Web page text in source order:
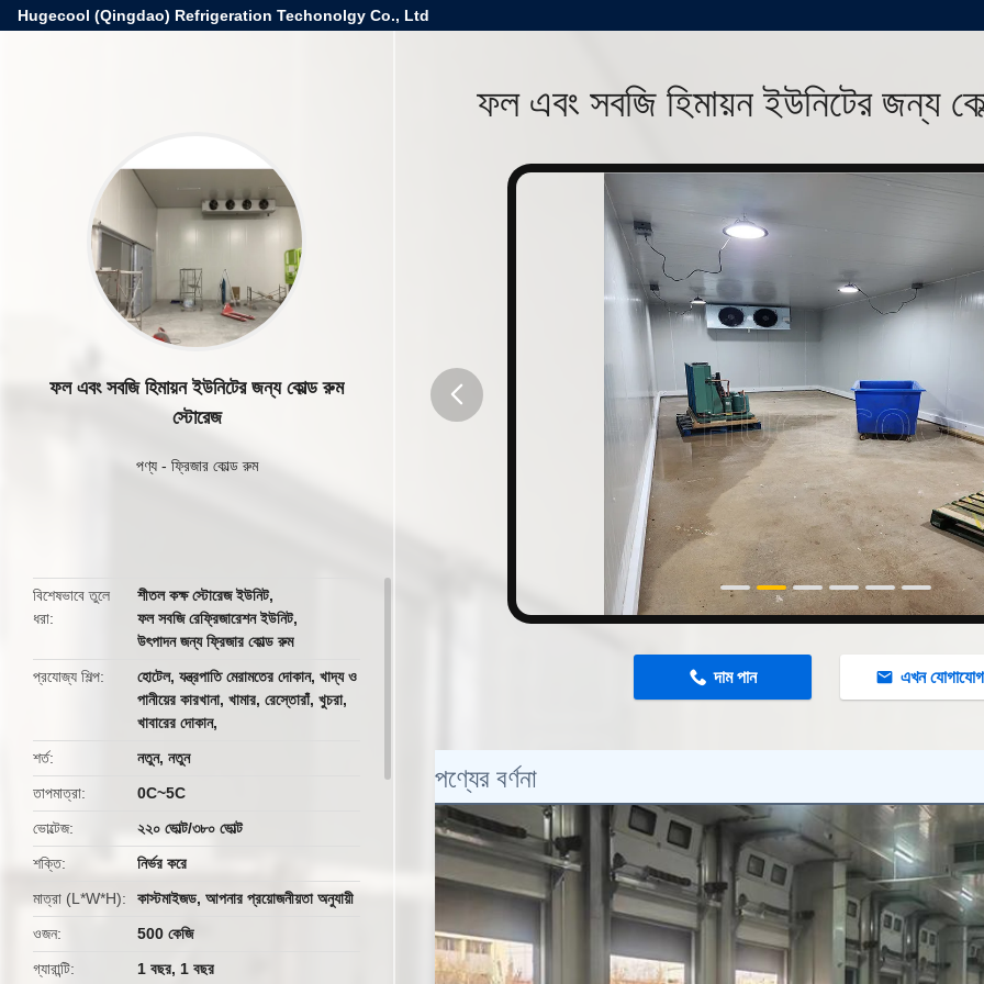
Hugecool (Qingdao) Refrigeration Techonolgy Co., Ltd
ফল এবং সবজি হিমায়ন ইউনিটের জন্য কোল্ড রুম
স্টোরেজ
পণ্য- ফ্রিজার কোল্ড রুম
বিশেষভাবে তুলে
ধরা
শীতল কক্ষ স্টোরেজ ইউনিট,
ফল সবজি রেফ্রিজারেশন ইউনিট,
উৎপাদন জন্য ফ্রিজার কোল্ড রুম
প্রযোজ্য শিল্প
হোটেল, যন্ত্রপাতি মেরামতের দোকান, খাদ্য ও
পানীয়ের কারখানা, খামার, রেস্তোরাঁ, খুচরা,
খাবারের দোকান,
শর্ত
নতুন, নতুন
তাপমাত্রা
0C~5C
ভোল্টেজ
২২০ ভোল্ট/৩৮০ ভোল্ট
শক্তি
নির্ভর করে
মাত্রা (L*W*H)
কাস্টমাইজড, আপনার প্রয়োজনীয়তা অনুযায়ী
ওজন
500 কেজি
গ্যারান্টি
1 বছর, 1 বছর
ফল এবং সবজি হিমায়ন ইউনিটের জন্য
দাম পান এখন যোগাযোগ
পণ্যের বর্ণনা